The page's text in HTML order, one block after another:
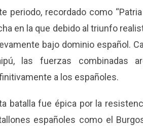
periodo, recordado como
en la que debido al triunfo
bajo dominio español.
las fuerzas combinadas
a los españoles.
batalla fue épica por la
españoles como el